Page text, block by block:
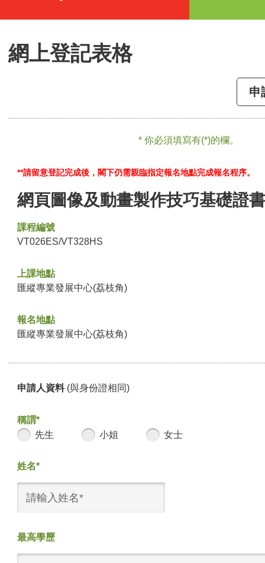
網上登記表格
申
* 你必須填寫有(*)的欄。
**請留意登記完成後，閣下仍需親臨指定報名地點完成報名程序。
網頁圖像及動畫製作技巧基礎證
課程編號
VT026ES/VT328HS
上課地點
匯縱專業發展中心(荔枝角)
報名地點
匯縱專業發展中心(荔枝角)
申請人資料 (與身份證相同)
稱謂*
先生
小姐 女士
姓名*
最高學歷